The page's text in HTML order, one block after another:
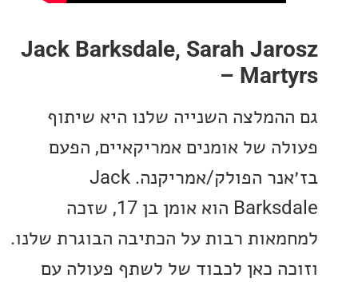
Jack Barksdale, Sarah
–
השנייה שלנו היא שיתוף
של אומנים אמריקאיים, הפעם
בז׳אנר הפולק/אמריקנה. Jack
Barksdale הוא אומן בן 17, שזכה
רבות על הכתיבה הבוגרת שלנו.
כאן לכבוד של לשתף פעולה עם